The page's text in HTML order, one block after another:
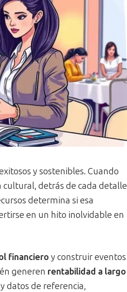
y sostenibles. Cuando
cultural, detrás de cada detalle
determina si esa
en un hito inolvidable en
financiero y construir eventos
generen rentabilidad a largo
datos de referencia,